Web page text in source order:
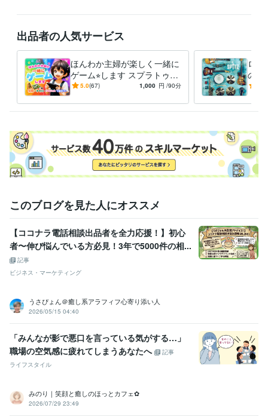
受賞歴
ット初出品 コンテンツマーケット100件販売達成
資格・検定
保育士 取得年 : 2020年
リンパケアセラピスト 取得年 : 2021年
ビジネス・クリエイティブツール
その他ツール
SPITZ好き:99年ココナラ好き:2年
得意分野
出品者の人気サービス
ほんわか主婦が楽しく一緒に
ゲーム⭐︎します スプラトゥー
ン3、桃鉄、ぷよぷよ、将
5.0(67) 1,000 円 /90分
ロッ
の音
詞解
このブログを見た人にオススメ
【ココナラ電話相談出品者を全力応援！】初心
者〜伸び悩んでいる方必見！3年で5000件の相...
記事
ビジネス・マーケティング
うさぴょん＠癒し系アラフィフ心寄り添い人
2026/05/15 04:40
「みんなが影で悪口を言っている気がする…」
職場の空気感に疲れてしまうあなたへ
記事
ライフスタイル
みのり｜笑顔と癒しのほっとカフェ✿
2026/07/29 23:49